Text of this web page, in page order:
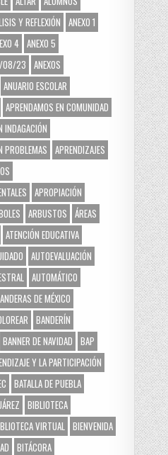
Y REFLEXIÓN ANEXO 1
4 ANEXO 5
08/23 ANEXOS
ANUARIO ESCOLAR
APRENDAMOS EN COMUNIDAD
INDAGACIÓN
PROBLEMAS
APRENDIZAJES
APROPIACIÓN
ARBUSTOS ÁREAS
ATENCIÓN EDUCATIVA
AUTOEVALUACIÓN
AUTOMÁTICO
DE MÉXICO
BANDERÍN
BANNER DE NAVIDAD BAP
Y LA PARTICIPACIÓN
BATALLA DE PUEBLA
BIBLIOTECA
VIRTUAL BIENVENIDA
BITÁCORA